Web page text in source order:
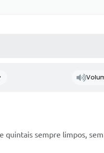
quintais sempre limpos,